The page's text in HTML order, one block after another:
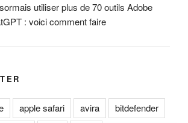
utiliser plus de 70 outils Adobe
: voici comment faire
apple safari avira
bitdefender